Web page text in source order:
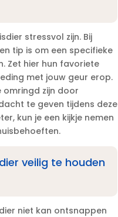
stressvol zijn.​ Bij
tip is om een specifieke
Zet hier hun favoriete
met jouw geur erop.​
omringd zijn door
te geven tijdens deze
kun je een kijkje nemen
veilig te houden
niet kan ontsnappen